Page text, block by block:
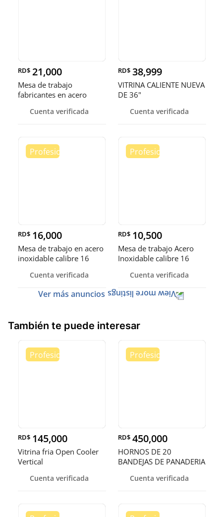
RD$ 21,000
Mesa de trabajo
fabricantes en acero
Cuenta verificada
RD$ 38,999
VITRINA CALIENTE NUEVA
DE 36"
Cuenta verificada
RD$ 16,000
Mesa de trabajo en acero
inoxidable calibre 16
Cuenta verificada
RD$ 10,500
Mesa de trabajo Acero
Inoxidable calibre 16
Cuenta verificada
Ver más anuncios
También te puede interesar
RD$ 145,000
Vitrina fria Open Cooler
Vertical
Cuenta verificada
RD$ 450,000
HORNOS DE 20
BANDEJAS DE PANADERIA
Cuenta verificada